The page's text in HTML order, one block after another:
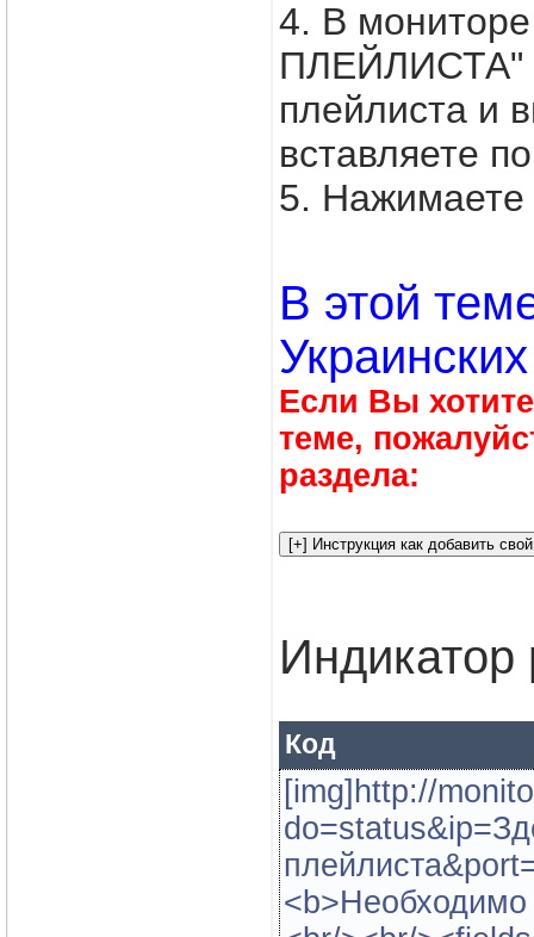
4. В
ПЛЕЙЛИСТА"
плейлиста
вставляете
5. Нажимаете
В этой
Если Вы
теме,
раздела:
Индикатор
Код
[img]http://
<b>Необходимо